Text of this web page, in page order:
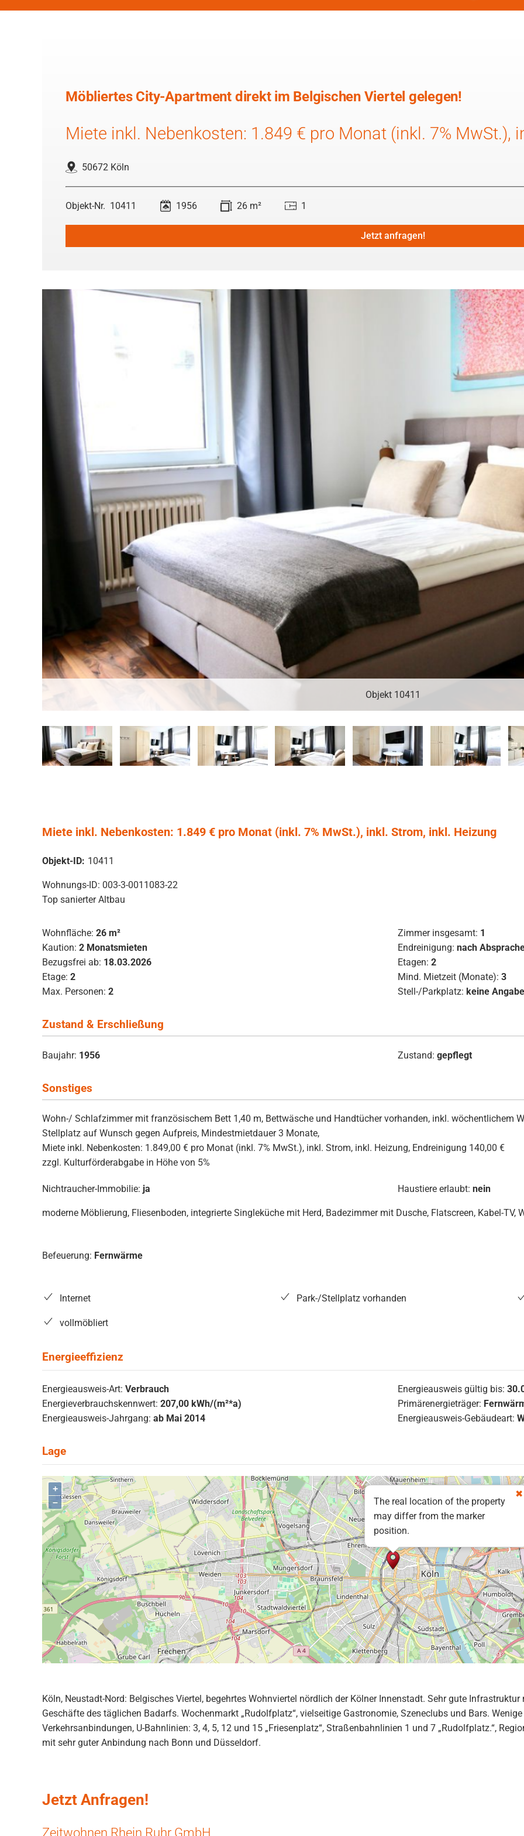
Möbliertes City-Apartment direkt im Belgischen Viertel gelegen!
Miete inkl. Nebenkosten: 1.849 € pro Monat (inkl. 7% MwSt.),
50672 Köln
10411 1956 26 m² 1
Jetzt anfragen!
Objekt 10411
Miete inkl. Nebenkosten: 1.849 € pro Monat (inkl. 7% MwSt.), inkl. Strom, inkl. Heizung
Objekt-ID: 10411
Wohnungs-ID: 003-3-0011083-22
Top sanierter Altbau
Wohnfläche: 26 m² Zimmer insgesamt: 1
Kaution: 2 Monatsmieten Endreinigung: nach
Bezugsfrei ab: 18.03.2026 Etagen: 2
Etage: 2 Mind. Mietzeit (Monate): 3
Max. Personen: 2 Stell-/Parkplatz: keine
Zustand & Erschließung
Baujahr: 1956 Zustand: gepflegt
Sonstiges
Wohn-/ Schlafzimmer mit französischem Bett 1,40 m, Bettwäsche und Handtücher vorhanden, inkl. wöchentlichem
Stellplatz auf Wunsch gegen Aufpreis, Mindestmietdauer 3 Monate,
Miete inkl. Nebenkosten: 1.849,00 € pro Monat (inkl. 7% MwSt.), inkl. Strom, inkl. Heizung, Endreinigung 140,00 €
zzgl. Kulturförderabgabe in Höhe von 5%
Nichtraucher-Immobilie: ja Haustiere erlaubt: nein
moderne Möblierung, Fliesenboden, integrierte Singleküche mit Herd, Badezimmer mit Dusche, Flatscreen, Kabel-TV,
Befeuerung: Fernwärme
Internet Park-/Stellplatz vorhanden
vollmöbliert
Energieausweis-Art: Verbrauch Energieausweis gültig bis:
Energieverbrauchskennwert: 207,00 kWh/(m²*a) Primärenergieträger:
Energieausweis-Jahrgang: ab Mai 2014 Energieausweis-Gebäudeart:
The real location of the property
may differ from the marker
position.
+
–
Köln, Neustadt-Nord: Belgisches Viertel, begehrtes Wohnviertel nördlich der Kölner Innenstadt. Sehr gute
Geschäfte des täglichen Badarfs. Wochenmarkt „Rudolfplatz“, vielseitige Gastronomie, Szeneclubs und Bars.
Verkehrsanbindungen, U-Bahnlinien: 3, 4, 5, 12 und 15 „Friesenplatz“, Straßenbahnlinien 1 und 7 „Rudolfplatz.“,
mit sehr guter Anbindung nach Bonn und Düsseldorf.
Jetzt Anfragen!
Zeitwohnen Rhein Ruhr GmbH